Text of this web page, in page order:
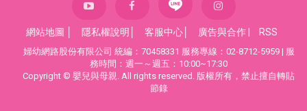
網站地圖 隱私權說明 客服中心 廣告與合作 RSS
婦幼網路股份有限公司 統編：70458331 服務專線：02-8712-5959 | 服
務時間：週一～週五：10:00~17:30
Copyright © 嬰兒與母親. All rights reserved. 版權所有，禁止擅自轉貼
節錄